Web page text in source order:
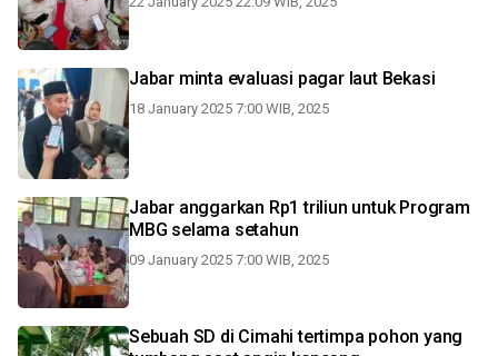
Jabar minta evaluasi pagar laut Bekasi
18 January 2025 7:00 WIB, 2025
Jabar anggarkan Rp1 triliun untuk Program
MBG selama setahun
09 January 2025 7:00 WIB, 2025
Sebuah SD di Cimahi tertimpa pohon yang